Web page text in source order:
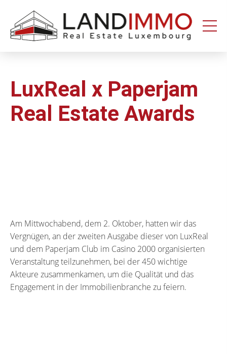
Aller au
contenu
Aller
en
bas
LuxReal x Paperjam
Real Estate Awards
Am Mittwochabend, dem 2. Oktober, hatten wir das
Vergnügen, an der zweiten Ausgabe dieser von LuxReal
und dem Paperjam Club im Casino 2000 organisierten
Veranstaltung teilzunehmen, bei der 450 wichtige
Akteure zusammenkamen, um die Qualität und das
Engagement in der Immobilienbranche zu feiern.